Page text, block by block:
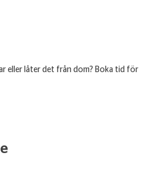
eller låter det från dom? Boka tid för